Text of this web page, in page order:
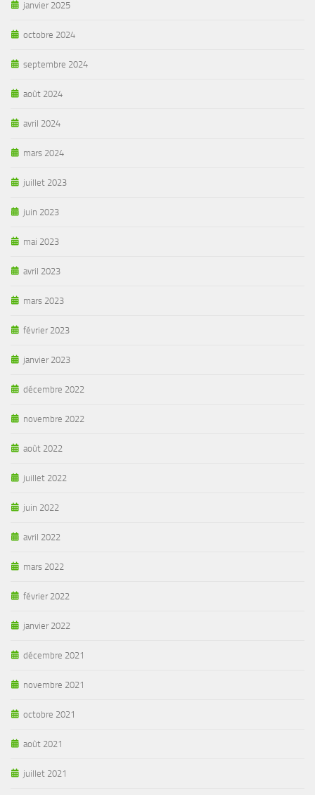
janvier 2025
octobre 2024
septembre 2024
août 2024
avril 2024
mars 2024
juillet 2023
juin 2023
mai 2023
avril 2023
mars 2023
février 2023
janvier 2023
décembre 2022
novembre 2022
août 2022
juillet 2022
juin 2022
avril 2022
mars 2022
février 2022
janvier 2022
décembre 2021
novembre 2021
octobre 2021
août 2021
juillet 2021